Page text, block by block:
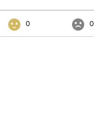
0 0